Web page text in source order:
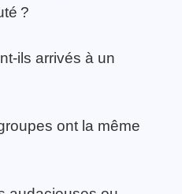
?
ils arrivés à un
ont la même